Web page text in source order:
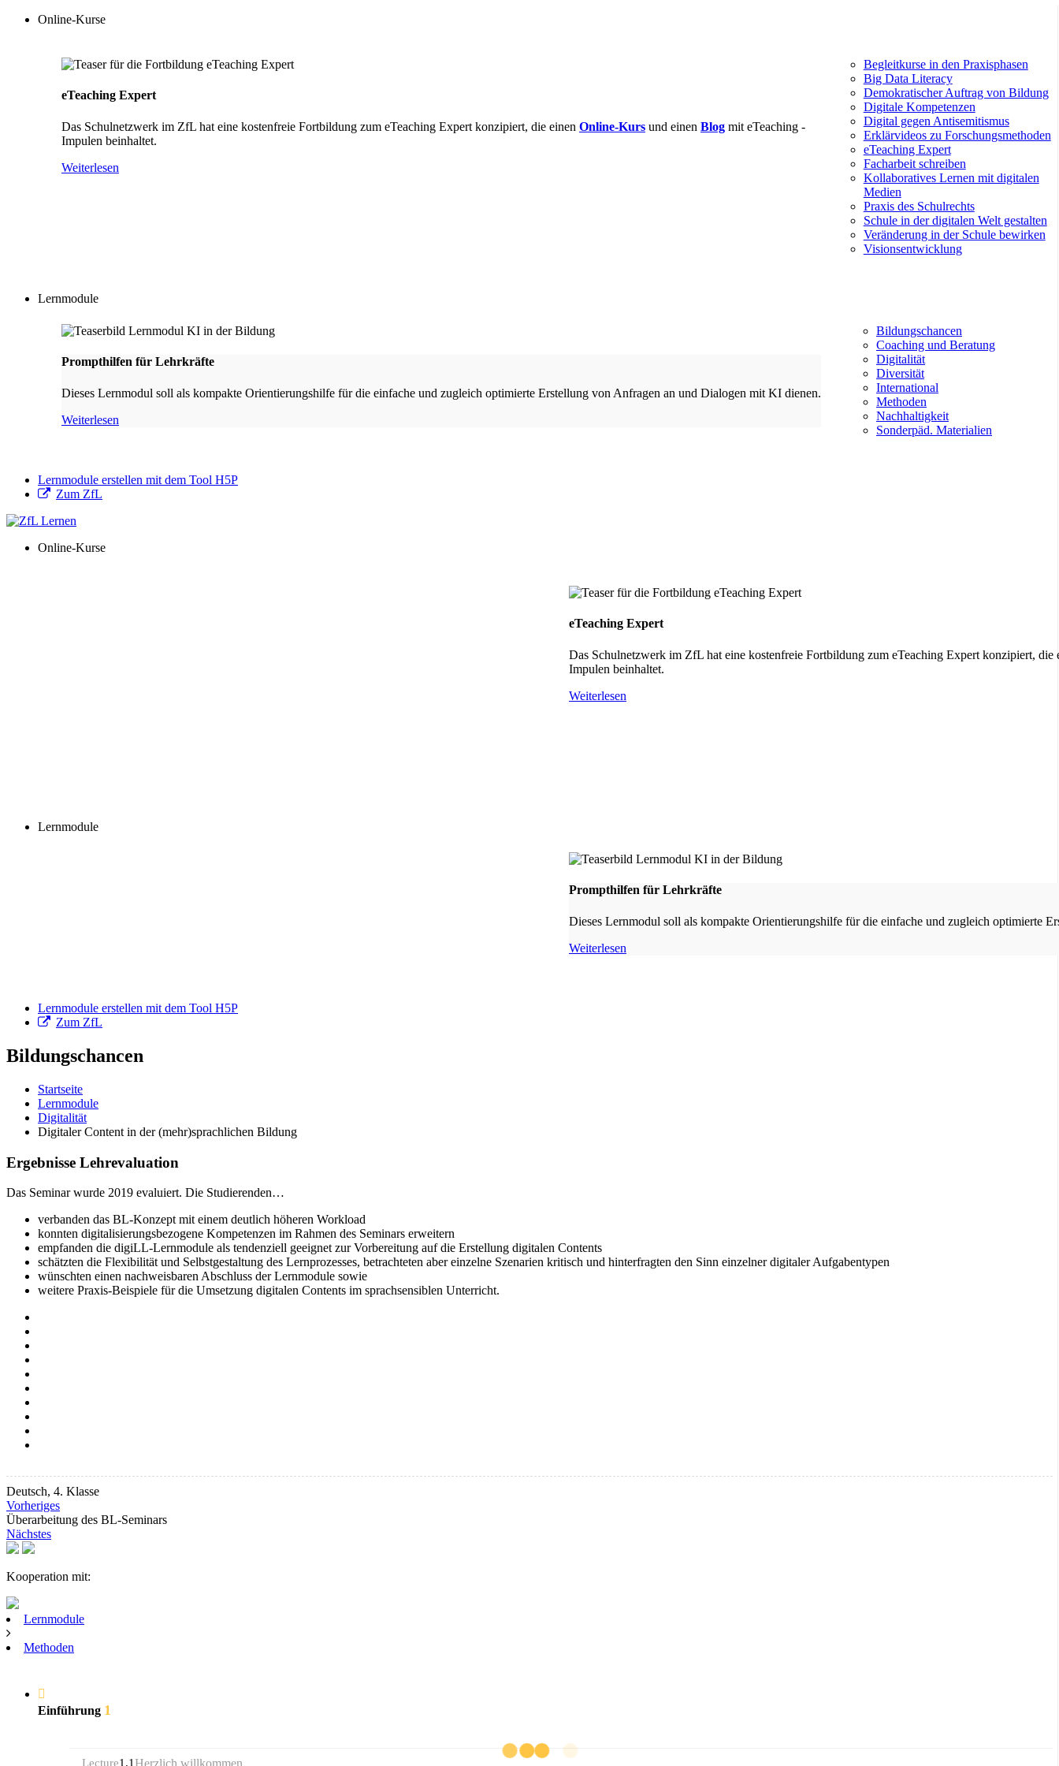
Online-Kurse
eTeaching Expert
Das Schulnetzwerk im ZfL hat eine kostenfreie Fortbildung zum eTeaching Expert konzipiert, die einen Online-Kurs und einen Blog mit eTeaching -
Impulen beinhaltet.
Weiterlesen
Begleitkurse in den Praxisphasen
Big Data Literacy
Demokratischer Auftrag von Bildung
Digitale Kompetenzen
Digital gegen Antisemitismus
Erklärvideos zu Forschungsmethoden
eTeaching Expert
Facharbeit schreiben
Kollaboratives Lernen mit digitalen
Medien
Praxis des Schulrechts
Schule in der digitalen Welt gestalten
Veränderung in der Schule bewirken
Visionsentwicklung
Lernmodule
Prompthilfen für Lehrkräfte
Dieses Lernmodul soll als kompakte Orientierungshilfe für die einfache und zugleich optimierte Erstellung von Anfragen an und Dialogen mit KI dienen.
Weiterlesen
Bildungschancen
Coaching und Beratung
Digitalität
Diversität
International
Methoden
Nachhaltigkeit
Sonderpäd. Materialien
Lernmodule erstellen mit dem Tool H5P
Zum ZfL
Online-Kurse
eTeaching Expert
Das Schulnetzwerk im ZfL hat eine kostenfreie Fortbildung zum eTeaching Expert konzipiert, die
Impulen beinhaltet.
Weiterlesen
Lernmodule
Prompthilfen für Lehrkräfte
Dieses Lernmodul soll als kompakte Orientierungshilfe für die einfache und zugleich optimierte
Weiterlesen
Lernmodule erstellen mit dem Tool H5P
Zum ZfL
Bildungschancen
Startseite
Lernmodule
Digitalität
Digitaler Content in der (mehr)sprachlichen Bildung
Ergebnisse Lehrevaluation
Das Seminar wurde 2019 evaluiert. Die Studierenden…
verbanden das BL-Konzept mit einem deutlich höheren Workload
konnten digitalisierungsbezogene Kompetenzen im Rahmen des Seminars erweitern
empfanden die digiLL-Lernmodule als tendenziell geeignet zur Vorbereitung auf die Erstellung digitalen Contents
schätzten die Flexibilität und Selbstgestaltung des Lernprozesses, betrachteten aber einzelne Szenarien kritisch und hinterfragten den Sinn einzelner digitaler Aufgabentypen
wünschten einen nachweisbaren Abschluss der Lernmodule sowie
weitere Praxis-Beispiele für die Umsetzung digitalen Contents im sprachsensiblen Unterricht.
Deutsch, 4. Klasse
Vorheriges
Überarbeitung des BL-Seminars
Nächstes
Kooperation mit:
Lernmodule
Methoden
Einführung 1
Lecture1.1Herzlich willkommen